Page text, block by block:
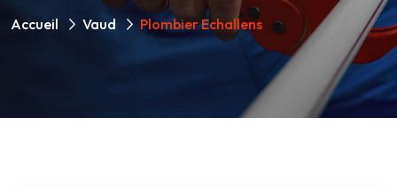
Accueil Vaud Plombier Echallens